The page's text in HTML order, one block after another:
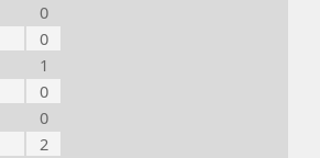
0
0
1
0
0
2